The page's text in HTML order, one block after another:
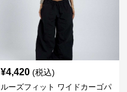
¥4,420 (税込)
ルーズフィット ワイドカーゴパ